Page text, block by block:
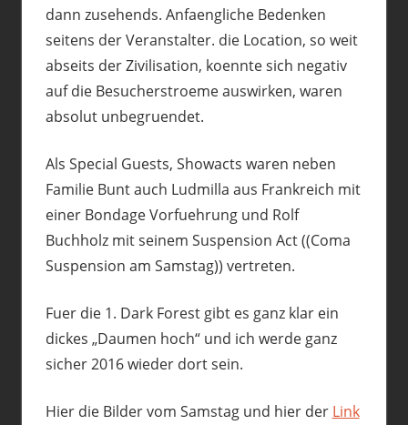
dann zusehends. Anfaengliche Bedenken
seitens der Veranstalter. die Location, so weit
abseits der Zivilisation, koennte sich negativ
auf die Besucherstroeme auswirken, waren
absolut unbegruendet.
Als Special Guests, Showacts waren neben
Familie Bunt auch Ludmilla aus Frankreich mit
einer Bondage Vorfuehrung und Rolf
Buchholz mit seinem Suspension Act ((Coma
Suspension am Samstag)) vertreten.
Fuer die 1. Dark Forest gibt es ganz klar ein
dickes „Daumen hoch“ und ich werde ganz
sicher 2016 wieder dort sein.
Hier die Bilder vom Samstag und hier der Link